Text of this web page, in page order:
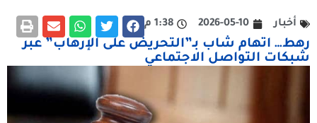
أخبار 2026-05-10 1:38 م
رهط… اتهام شاب بـ”التحريض على الإرهاب” عبر
شبكات التواصل الاجتماعي